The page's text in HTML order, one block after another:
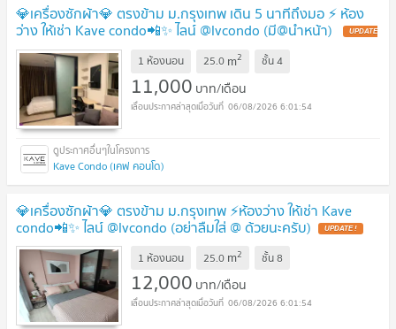
💎เครื่องซักผ้า💎 ตรงข้าม ม.กรุงเทพ เดิน 5 นาทีถึงมอ ⚡️ ห้อง
ว่าง ให้เช่า Kave condo📲✨ ไลน์ @lvcondo (มี@นำหน้า)
1 ห้องนอน 25.0 m2 ชั้น4
11,000 บาท/เดือน
06/08/2026 6:01:54
Kave Condo (เคฟ คอนโด)
💎เครื่องซักผ้า💎 ตรงข้าม ม.กรุงเทพ ⚡️ห้องว่าง ให้เช่า Kave
condo📲✨ ไลน์ @lvcondo (อย่าลืมใส่ @ ด้วยนะครับ)
1 ห้องนอน 25.0 m2 ชั้น8
12,000 บาท/เดือน
06/08/2026 6:01:54